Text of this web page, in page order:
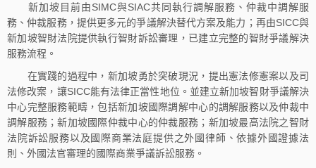
新加坡目前由SIMC與SIAC共同執行調解服務、仲裁中調解服
務、仲裁服務，提供更多元的爭議解決替代方案及能力；再由SICC與
新加坡智財法院提供執行智財訴訟審理，已建立完整的智財爭議解決
服務流程。
在實踐的過程中，新加坡勇於突破現況，提出憲法修憲案以及司
法修改案，讓SICC能有法律正當性地位。並建立新加坡智財爭議解決
中心完整服務範疇，包括新加坡國際調解中心的調解服務以及仲裁中
調解服務；新加坡國際仲裁中心的仲裁服務；新加坡最高法院之智財
法院訴訟服務以及國際商業法庭提供之外國律師、依據外國證據法
則、外國法官審理的國際商業爭議訴訟服務。